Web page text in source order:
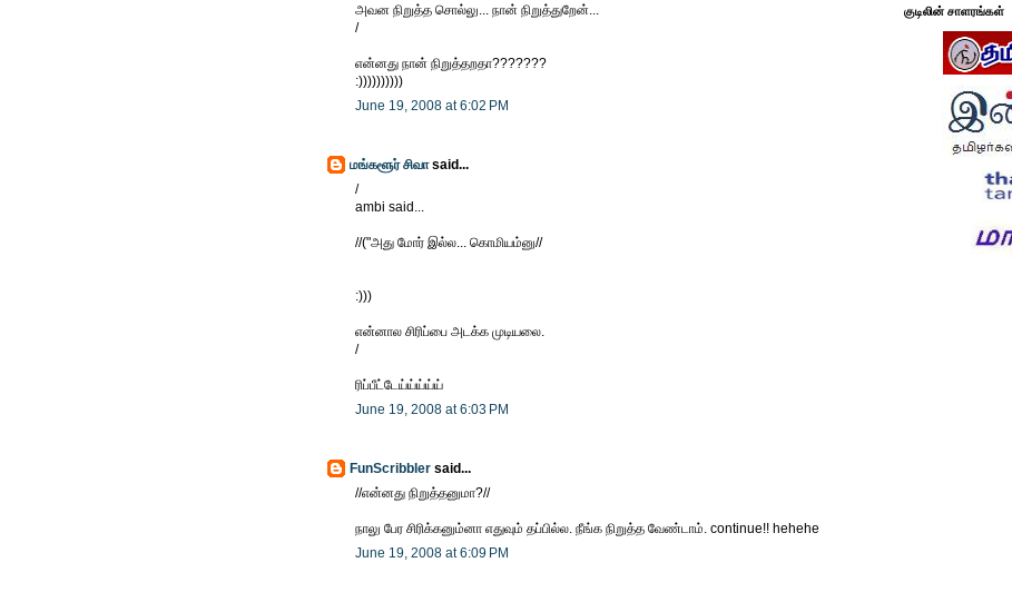
அவன நிறுத்த சொல்லு... நான் நிறுத்துறேன்...
/
என்னது நான் நிறுத்தறதா???????
:))))))))))
June 19, 2008 at 6:02 PM
மங்களூர் சிவாsaid...
/
ambi said...
//("அது மோர் இல்ல... கொமியம்னு//
:)))
என்னால சிரிப்பை அடக்க முடியலை.
/
ரிப்பீட்டேய்ய்ய்ய்ய்
June 19, 2008 at 6:03 PM
FunScribbler said...
//என்னது நிறுத்தனுமா?//
நாலு பேர சிரிக்கனும்னா எதுவும் தப்பில்ல. நீங்க நிறுத்த வேண்டாம். continue!! hehehe
June 19, 2008 at 6:09 PM
குடிலின் சாளரங்கள்